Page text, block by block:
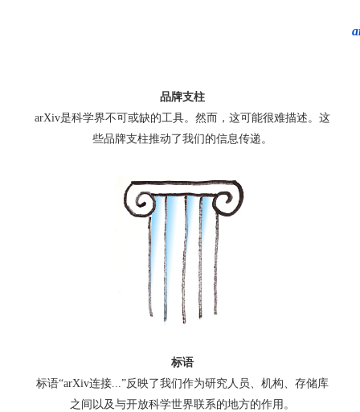
品牌支柱
arXiv是科学界不可或缺的工具。然而，这可能很难描述。这
些品牌支柱推动了我们的信息传递。
标语
标语“arXiv连接...”反映了我们作为研究人员、机构、存储库
之间以及与开放科学世界联系的地方的作用。